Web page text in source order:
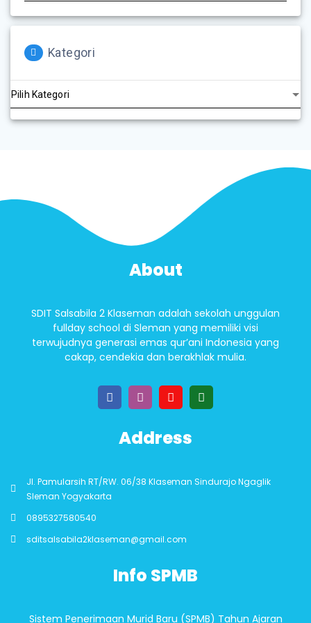
Kategori
About
SDIT Salsabila 2 Klaseman adalah sekolah unggulan
fullday school di Sleman yang memiliki visi
terwujudnya generasi emas qur’ani Indonesia yang
cakap, cendekia dan berakhlak mulia.
Address
Jl. Pamularsih RT/RW. 06/38 Klaseman Sindurajo Ngaglik
Sleman Yogyakarta
0895327580540
sditsalsabila2klaseman@gmail.com
Info SPMB
Sistem Penerimaan Murid Baru (SPMB) Tahun Ajaran